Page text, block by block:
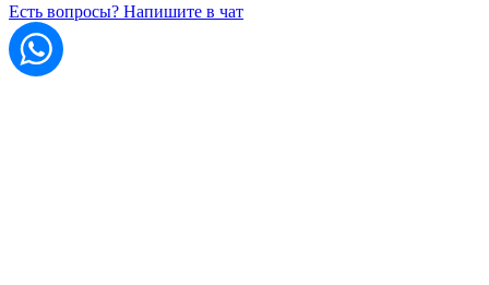
Есть вопросы? Напишите в чат